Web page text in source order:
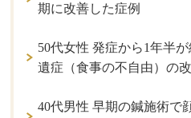
期に改善した症例
50代女性 発症から1年半
遺症（食事の不自由）の
40代男性 早期の鍼施術で